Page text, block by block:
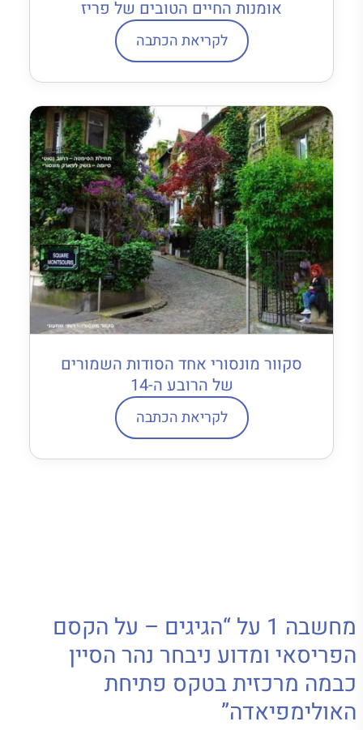
אומנות החיים הטובים של פריז
לקריאת הכתבה
סקוור מונסורי אחד הסודות השמורים
של הרובע ה-14
לקריאת הכתבה
מחשבה 1 על “הגיגים – על הקסם
הפריסאי ומדוע ניבחר נהר הסיין
כבמה מרכזית בטקס פתיחת
האולימפיאדה”